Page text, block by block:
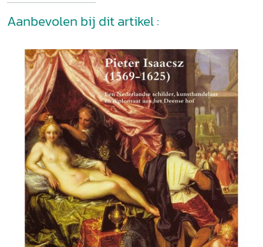
Aanbevolen bij dit artikel :